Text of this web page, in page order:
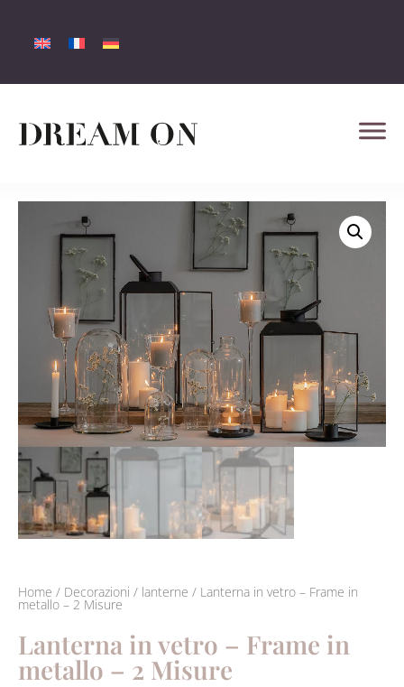
Home / Decorazioni / lanterne / Lanterna in vetro – Frame in
metallo – 2 Misure
Lanterna in vetro – Frame in
metallo – 2 Misure